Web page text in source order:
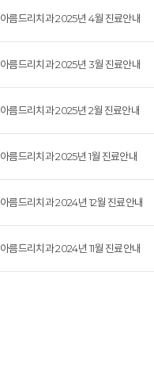
아름드리치과 2025년 4월 진료안내
아름드리치과 2025년 3월 진료안내
아름드리치과 2025년 2월 진료안내
아름드리치과 2025년 1월 진료안내
아름드리치과 2024년 12월 진료안내
아름드리치과 2024년 11월 진료안내